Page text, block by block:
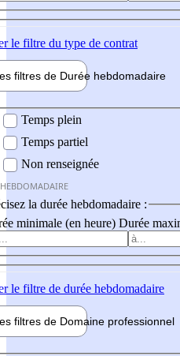
le filtre du type de contrat
filtres de Durée hebdomadaire
Temps plein
Temps partiel
Non renseignée
la durée hebdomadaire :
minimale (en heure) Durée
le filtre de durée hebdomadaire
filtres de Domaine professionnel